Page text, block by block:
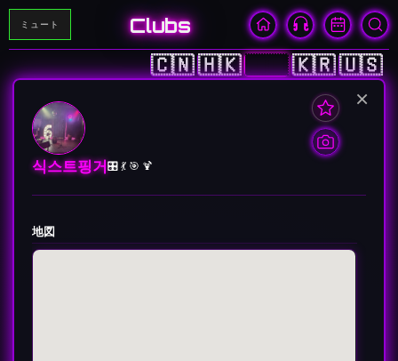
ミュート Clubs
🇨🇳🇭🇰🇯🇵🇰🇷🇺🇸
×
식스트핑거🎛️ 💃 🎯 🍹
地図